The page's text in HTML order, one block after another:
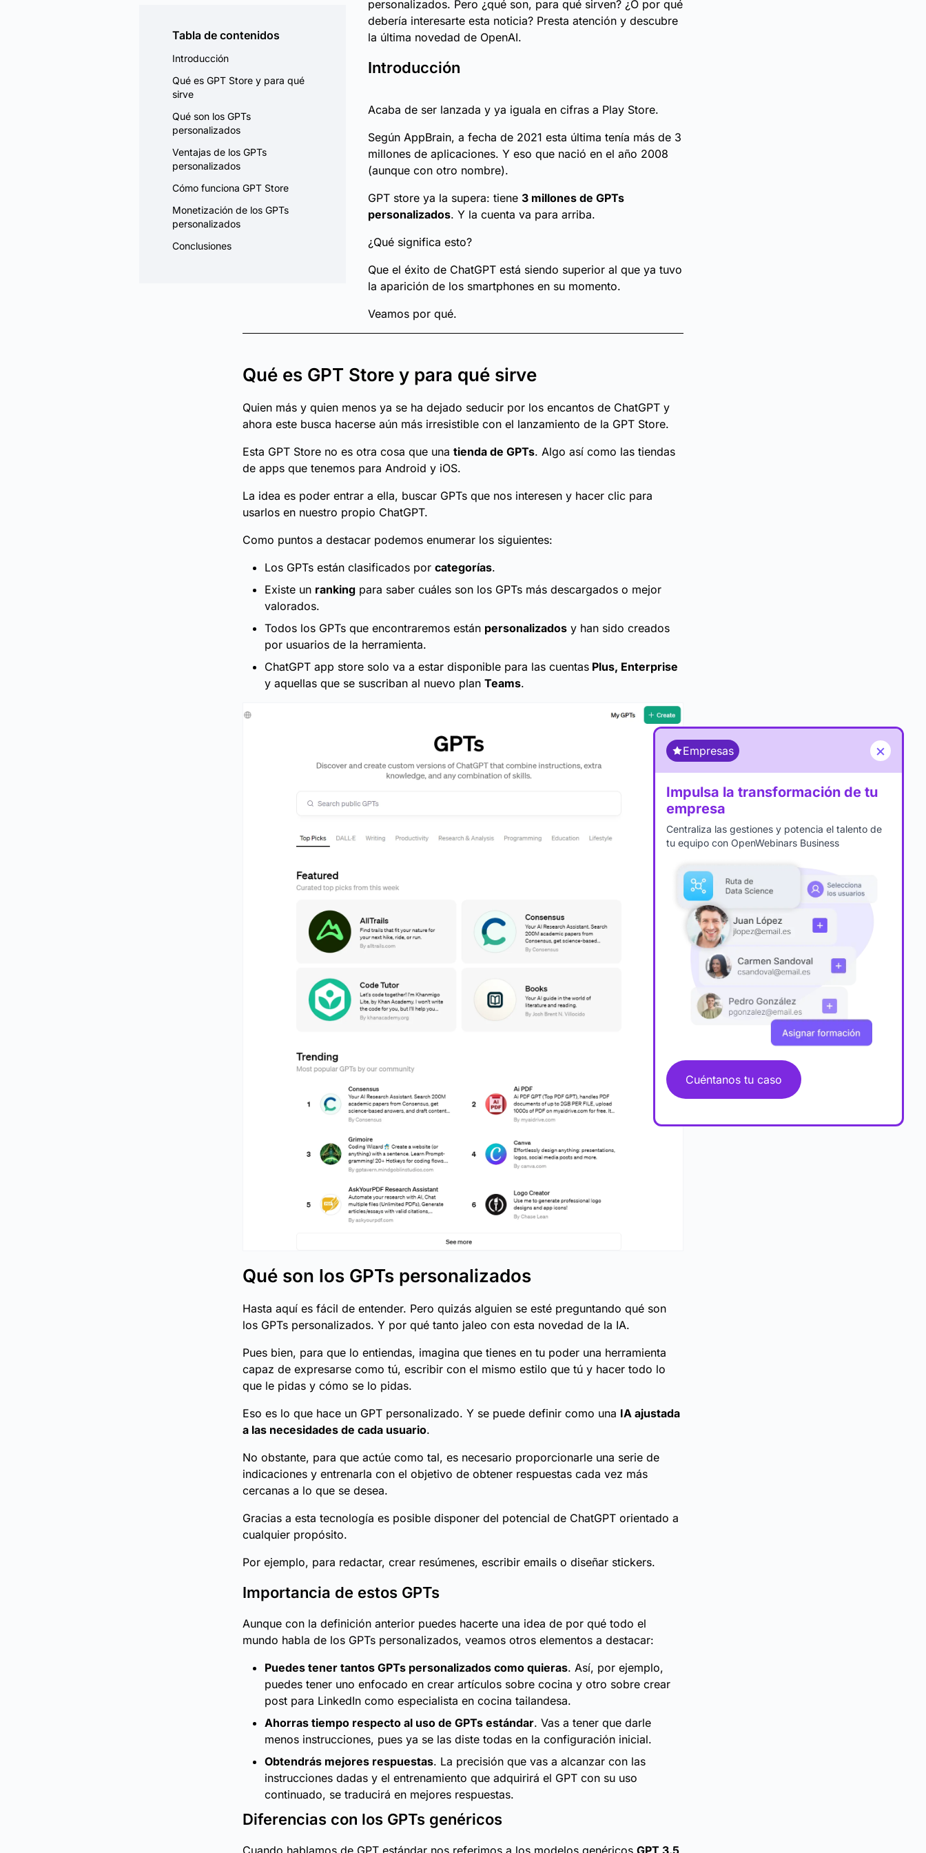
Tabla de contenidos
Introducción
Qué es GPT Store y para qué
sirve
Qué son los GPTs
personalizados
Ventajas de los GPTs
personalizados
Cómo funciona GPT Store
Monetización de los GPTs
personalizados
Conclusiones
personalizados. Pero ¿qué son, para qué sirven? ¿O por qué
debería interesarte esta noticia? Presta atención y descubre
la última novedad de OpenAI.
Introducción
Acaba de ser lanzada y ya iguala en cifras a Play Store.
Según AppBrain, a fecha de 2021 esta última tenía más de 3
millones de aplicaciones. Y eso que nació en el año 2008
(aunque con otro nombre).
GPT store ya la supera: tiene 3 millones de GPTs
personalizados. Y la cuenta va para arriba.
¿Qué significa esto?
Que el éxito de ChatGPT está siendo superior al que ya tuvo
la aparición de los smartphones en su momento.
Veamos por qué.
Qué es GPT Store y para qué sirve
Quien más y quien menos ya se ha dejado seducir por los encantos de ChatGPT y
ahora este busca hacerse aún más irresistible con el lanzamiento de la GPT Store.
Esta GPT Store no es otra cosa que una tienda de GPTs. Algo así como las tiendas
de apps que tenemos para Android y iOS.
La idea es poder entrar a ella, buscar GPTs que nos interesen y hacer clic para
usarlos en nuestro propio ChatGPT.
Como puntos a destacar podemos enumerar los siguientes:
Los GPTs están clasificados por categorías.
Existe un ranking para saber cuáles son los GPTs más descargados o mejor
valorados.
Todos los GPTs que encontraremos están personalizados y han sido creados
por usuarios de la herramienta.
ChatGPT app store solo va a estar disponible para las cuentas Plus, Enterprise
y aquellas que se suscriban al nuevo plan Teams.
Qué son los GPTs personalizados
Hasta aquí es fácil de entender. Pero quizás alguien se esté preguntando qué son
los GPTs personalizados. Y por qué tanto jaleo con esta novedad de la IA.
Pues bien, para que lo entiendas, imagina que tienes en tu poder una herramienta
capaz de expresarse como tú, escribir con el mismo estilo que tú y hacer todo lo
que le pidas y cómo se lo pidas.
Eso es lo que hace un GPT personalizado. Y se puede definir como una IA ajustada
a las necesidades de cada usuario.
No obstante, para que actúe como tal, es necesario proporcionarle una serie de
indicaciones y entrenarla con el objetivo de obtener respuestas cada vez más
cercanas a lo que se desea.
Gracias a esta tecnología es posible disponer del potencial de ChatGPT orientado a
cualquier propósito.
Por ejemplo, para redactar, crear resúmenes, escribir emails o diseñar stickers.
Importancia de estos GPTs
Aunque con la definición anterior puedes hacerte una idea de por qué todo el
mundo habla de los GPTs personalizados, veamos otros elementos a destacar:
Puedes tener tantos GPTs personalizados como quieras. Así, por ejemplo,
puedes tener uno enfocado en crear artículos sobre cocina y otro sobre crear
post para LinkedIn como especialista en cocina tailandesa.
Ahorras tiempo respecto al uso de GPTs estándar. Vas a tener que darle
menos instrucciones, pues ya se las diste todas en la configuración inicial.
Obtendrás mejores respuestas. La precisión que vas a alcanzar con las
instrucciones dadas y el entrenamiento que adquirirá el GPT con su uso
continuado, se traducirá en mejores respuestas.
Diferencias con los GPTs genéricos
Cuando hablamos de GPT estándar nos referimos a los modelos genéricos GPT 3.5
Empresas ×
Impulsa la transformación de tu
empresa
Centraliza las gestiones y potencia el talento de
tu equipo con OpenWebinars Business
Cuéntanos tu caso